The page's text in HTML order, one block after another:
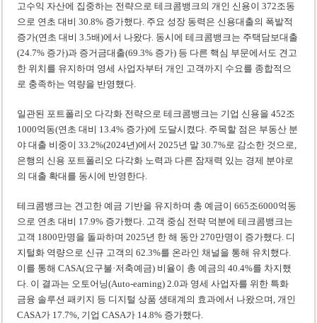
고수익 자산에 집중하는 전략으로 테크콤뱅크의 개인 신용이 372조동
으로 연초 대비 30.8% 증가했다. 주요 성장 동력은 신용대출의 폭발적
증가(연초 대비 3.5배)에서 나왔다. 동시에 테크콤뱅크는 주택담보대출
(24.7% 증가)과 증거금대출(69.3% 증가) 등 다른 핵심 부문에서도 견고
한 위치를 유지하며 영세 사업자부터 개인 고객까지 수요를 종합적으
로 충족하는 역량을 반영했다.
일관된 포트폴리오 다각화 전략으로 테크콤뱅크는 기업 신용을 452조
1000억동(연초 대비 13.4% 증가)에 도달시켰다. 주목할 점은 부동산 분
야 대출 비중이 33.2%(2024년)에서 2025년 말 30.7%로 감소한 것으로,
은행의 신용 포트폴리오 다각화 노력과 다른 잠재력 있는 경제 분야로
의 대출 확대를 동시에 반영한다.
테크콤뱅크는 견고한 예금 기반을 유지하며 총 예금이 665조6000억동
으로 연초 대비 17.9% 증가했다. 고객 중심 전략 덕분에 테크콤뱅크는
고객 1800만명을 돌파하며 2025년 한 해 동안 270만명이 증가했다. 디
지털화 역량으로 신규 고객의 62.3%를 온라인 채널을 통해 유치했다.
이를 통해 CASA(요구불·저축예금) 비율이 총 예금의 40.4%를 차지했
다. 이 결과는 오토어닝(Auto-earning) 2.0과 영세 사업자를 위한 특화
금융 솔루션 패키지 등 디지털 상품 생태계의 효과에서 나왔으며, 개인
CASA가 17.7%, 기업 CASA가 14.8% 증가했다.